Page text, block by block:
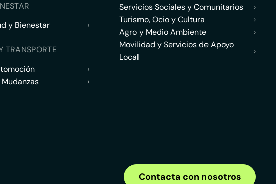
y Bienestar
›
TRANSPORTE
›
›
Servicios Sociales y Comunitarios
›
Turismo, Ocio y Cultura
›
Agro y Medio Ambiente
›
Movilidad y Servicios de Apoyo
Local
›
Contacta con nosotros